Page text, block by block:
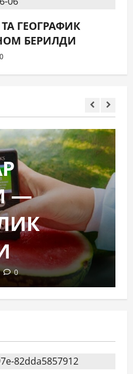
ГЕОГРАФИК
БЕРИЛДИ
0
–
0